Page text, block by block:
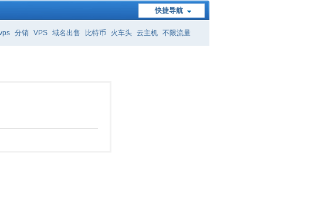
快捷导航
分销 VPS 域名出售 比特币 火车头 云主机 不限流量